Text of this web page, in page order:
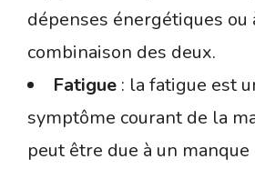
dépenses énergétiques ou
combinaison des deux.
Fatigue : la fatigue est
symptôme courant de la
peut être due à un manque